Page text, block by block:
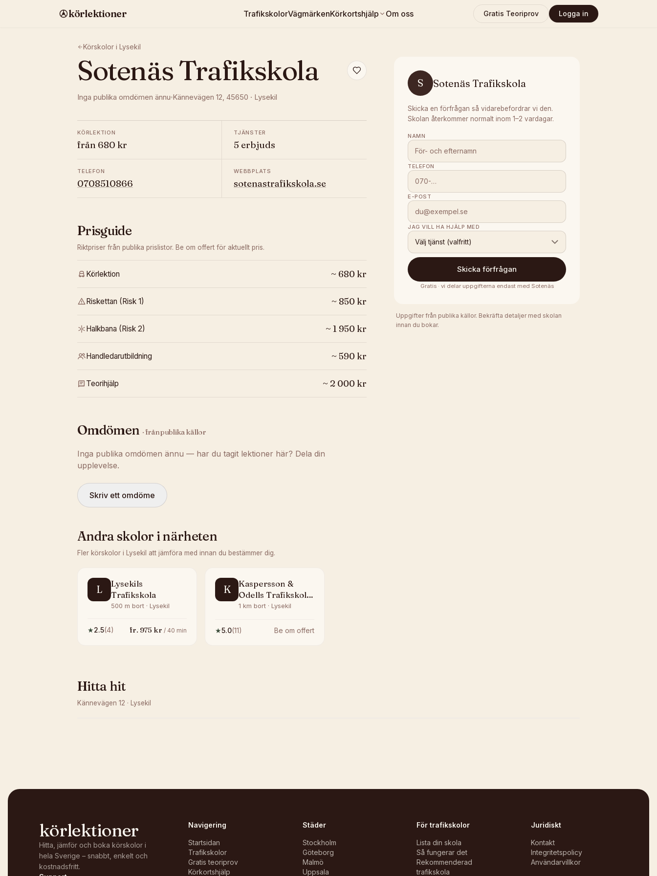
körlektioner TrafikskolorVägmärkenKörkortshjälp Om oss Gratis Teoriprov Logga in
Körskolor i Lysekil
Sotenäs Trafikskola
Inga publika omdömen ännu Kännevägen 12, 45650 · Lysekil
KÖRLEKTION
från 680 kr
TJÄNSTER
5 erbjuds
TELEFON
0708510866
WEBBPLATS
sotenastrafikskola.se
Prisguide
Riktpriser från publika prislistor. Be om offert för aktuellt pris.
Körlektion ~ 680 kr
Riskettan (Risk 1) ~ 850 kr
Halkbana (Risk 2) ~ 1 950 kr
Handledarutbildning ~ 590 kr
Teorihjälp ~ 2 000 kr
Omdömen · från publika källor
Inga publika omdömen ännu — har du tagit lektioner här? Dela din
upplevelse.
Skriv ett omdöme
S Sotenäs Trafikskola
Skicka en förfrågan så vidarebefordrar vi den.
Skolan återkommer normalt inom 1–2 vardagar.
NAMN
TELEFON
E-POST
JAG VILL HA HJÄLP MED
Välj tjänst (valfritt)
Skicka förfrågan
Gratis · vi delar uppgifterna endast med Sotenäs
Uppgifter från publika källor. Bekräfta detaljer med skolan
innan du bokar.
Andra skolor i närheten
Fler körskolor i Lysekil att jämföra med innan du bestämmer dig.
L
Lysekils
Trafikskola
500 m bort · Lysekil
★2.5(4) fr. 975 kr / 40 min
K
Kaspersson &
Odells Trafikskola
AB
1 km bort · Lysekil
★5.0(11) Be om offert
Hitta hit
Kännevägen 12 · Lysekil
körlektioner
Hitta, jämför och boka körskolor i
hela Sverige – snabbt, enkelt och
kostnadsfritt.
Navigering
Startsidan
Trafikskolor
Gratis teoriprov
Körkortshjälp
Städer
Stockholm
Göteborg
Malmö
Uppsala
För trafikskolor
Lista din skola
Så fungerar det
Rekommenderad
trafikskola
Juridiskt
Kontakt
Integritetspolicy
Användarvillkor